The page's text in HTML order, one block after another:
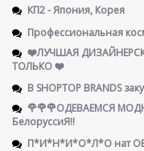
КП2 - Япония, Корея
Профессиональная
❤️ЛУЧШАЯ
ТОЛЬКО ❤️
В SHOPTOP BRANDS
🌹🌹🌹ОДЕВАЕМСЯ
БелоруссиЯ‼
П*И*Н*И*О*Л*О нат